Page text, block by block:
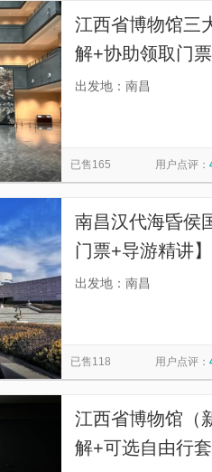
鄱阳湖畔
江西省博物馆三
解+协助领取门
评率99%；团队
出发地：南昌
已售165 用户点评：
南昌汉代海昏侯
门票+导游精讲
时左右，见证大
出发地：南昌
已售118 用户点评：
江西省博物馆（
解+可选自由行